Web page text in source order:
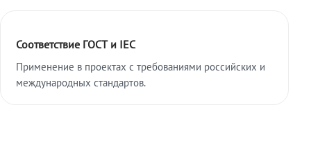
Соответствие ГОСТ и IEC
Применение в проектах с требованиями российских и
международных стандартов.